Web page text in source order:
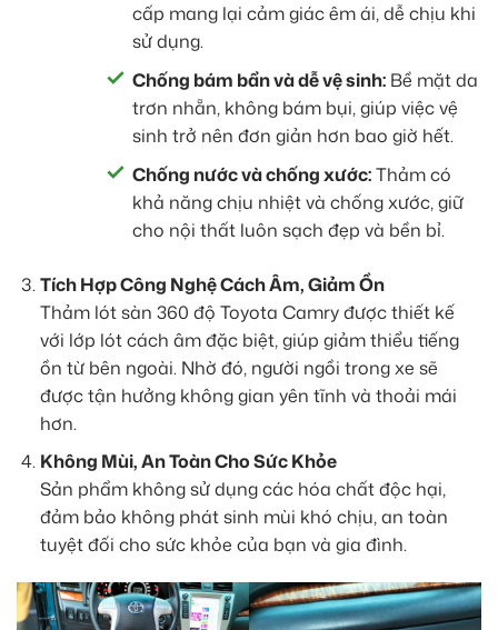
cấp mang lại cảm giác êm ái, dễ chịu khi
sử dụng.
Chống bám bẩn và dễ vệ sinh:Bề mặt da
trơn nhẵn, không bám bụi, giúp việc vệ
sinh trở nên đơn giản hơn bao giờ hết.
Chống nước và chống xước:Thảm có
khả năng chịu nhiệt và chống xước, giữ
cho nội thất luôn sạch đẹp và bền bỉ.
Tích Hợp Công Nghệ Cách Âm, Giảm Ồn
Thảm lót sàn 360 độ Toyota Camry được thiết kế
với lớp lót cách âm đặc biệt, giúp giảm thiểu tiếng
ồn từ bên ngoài. Nhờ đó, người ngồi trong xe sẽ
được tận hưởng không gian yên tĩnh và thoải mái
hơn.
Không Mùi, An Toàn Cho Sức Khỏe
Sản phẩm không sử dụng các hóa chất độc hại,
đảm bảo không phát sinh mùi khó chịu, an toàn
tuyệt đối cho sức khỏe của bạn và gia đình.